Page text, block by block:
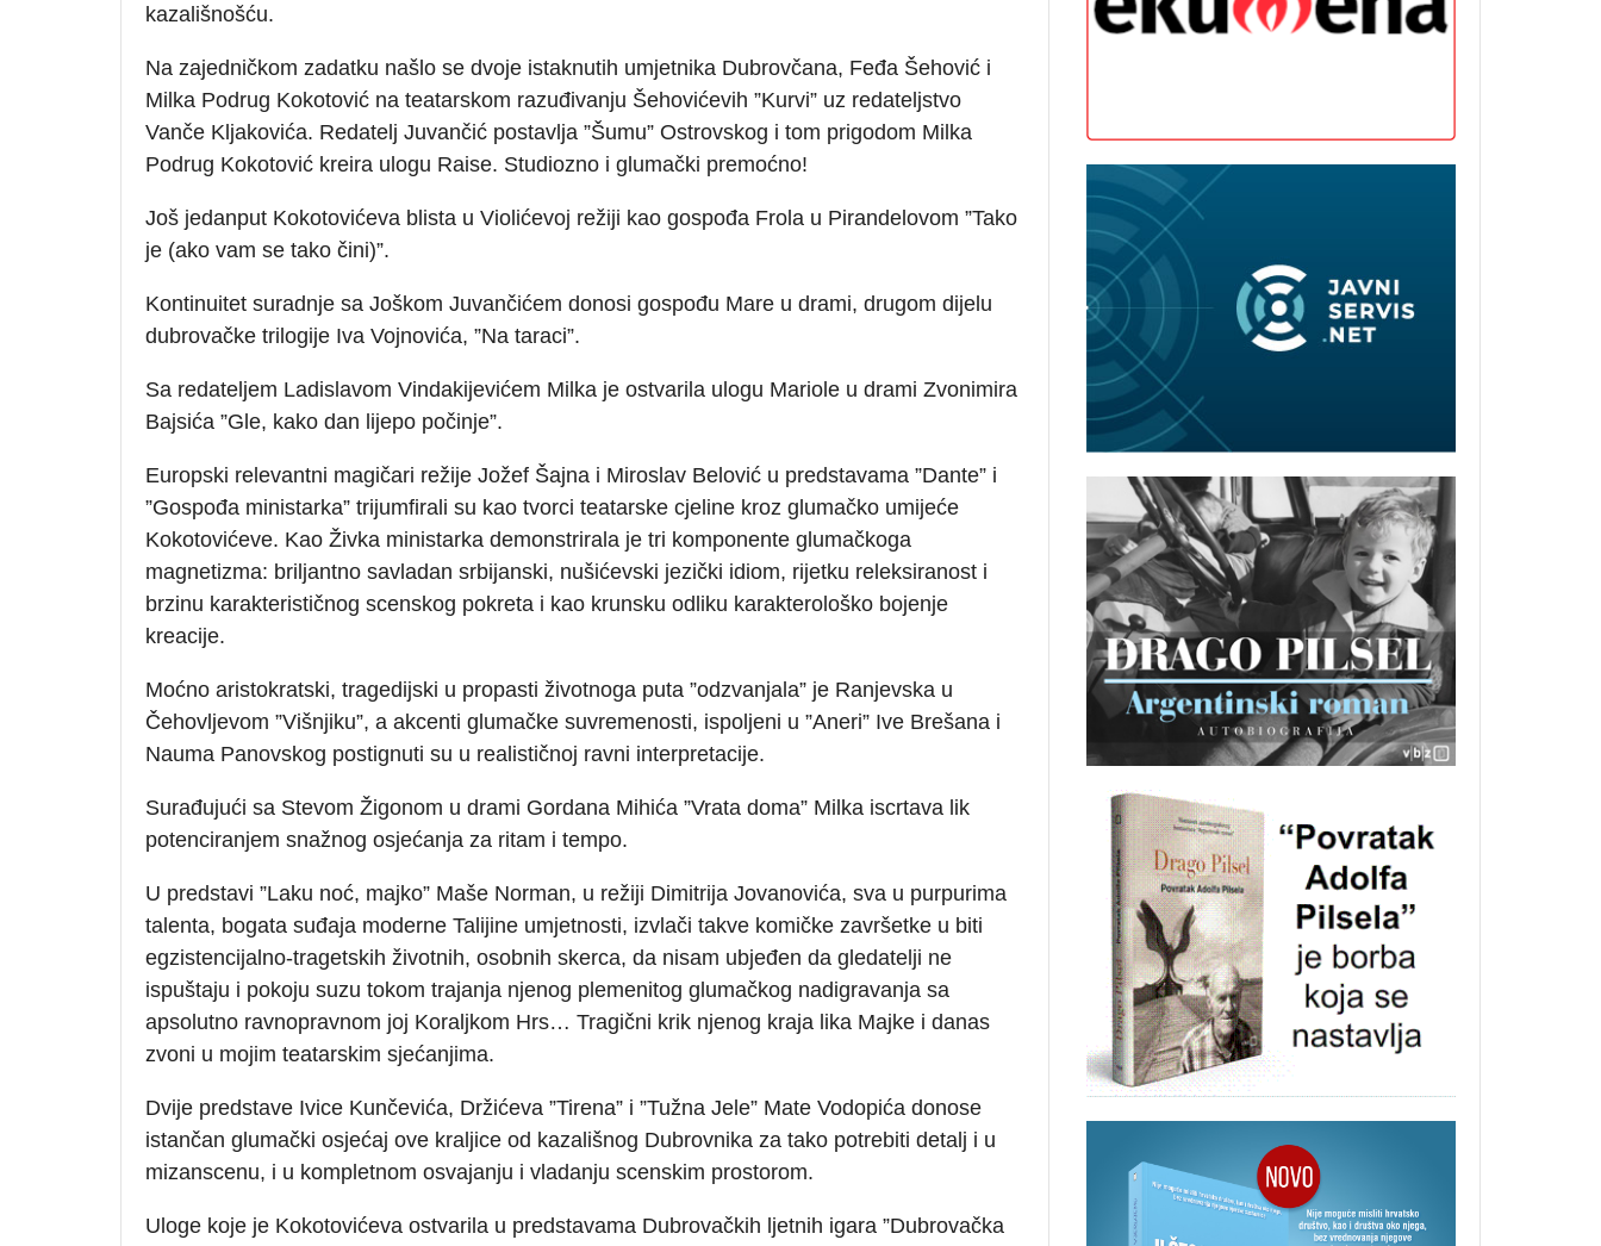
kazališnošću.
Na zajedničkom zadatku našlo se dvoje istaknutih umjetnika Dubrovčana, Feđa Šehović i
Milka Podrug Kokotović na teatarskom razuđivanju Šehovićevih ”Kurvi” uz redateljstvo
Vanče Kljakovića. Redatelj Juvančić postavlja ”Šumu” Ostrovskog i tom prigodom Milka
Podrug Kokotović kreira ulogu Raise. Studiozno i glumački premoćno!
Još jedanput Kokotovićeva blista u Violićevoj režiji kao gospođa Frola u Pirandelovom ”Tako
je (ako vam se tako čini)”.
Kontinuitet suradnje sa Joškom Juvančićem donosi gospođu Mare u drami, drugom dijelu
dubrovačke trilogije Iva Vojnovića, ”Na taraci”.
Sa redateljem Ladislavom Vindakijevićem Milka je ostvarila ulogu Mariole u drami Zvonimira
Bajsića ”Gle, kako dan lijepo počinje”.
Europski relevantni magičari režije Jožef Šajna i Miroslav Belović u predstavama ”Dante” i
”Gospođa ministarka” trijumfirali su kao tvorci teatarske cjeline kroz glumačko umijeće
Kokotovićeve. Kao Živka ministarka demonstrirala je tri komponente glumačkoga
magnetizma: briljantno savladan srbijanski, nušićevski jezički idiom, rijetku releksiranost i
brzinu karakterističnog scenskog pokreta i kao krunsku odliku karakterološko bojenje
kreacije.
Moćno aristokratski, tragedijski u propasti životnoga puta ”odzvanjala” je Ranjevska u
Čehovljevom ”Višnjiku”, a akcenti glumačke suvremenosti, ispoljeni u ”Aneri” Ive Brešana i
Nauma Panovskog postignuti su u realističnoj ravni interpretacije.
Surađujući sa Stevom Žigonom u drami Gordana Mihića ”Vrata doma” Milka iscrtava lik
potenciranjem snažnog osjećanja za ritam i tempo.
U predstavi ”Laku noć, majko” Maše Norman, u režiji Dimitrija Jovanovića, sva u purpurima
talenta, bogata suđaja moderne Talijine umjetnosti, izvlači takve komičke završetke u biti
egzistencijalno-tragetskih životnih, osobnih skerca, da nisam ubjeđen da gledatelji ne
ispuštaju i pokoju suzu tokom trajanja njenog plemenitog glumačkog nadigravanja sa
apsolutno ravnopravnom joj Koraljkom Hrs… Tragični krik njenog kraja lika Majke i danas
zvoni u mojim teatarskim sjećanjima.
Dvije predstave Ivice Kunčevića, Držićeva ”Tirena” i ”Tužna Jele” Mate Vodopića donose
istančan glumački osjećaj ove kraljice od kazališnog Dubrovnika za tako potrebiti detalj i u
mizanscenu, i u kompletnom osvajanju i vladanju scenskim prostorom.
Uloge koje je Kokotovićeva ostvarila u predstavama Dubrovačkih ljetnih igara ”Dubrovačka